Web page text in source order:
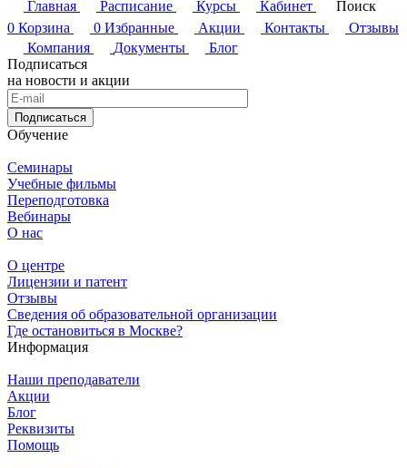
Главная
Расписание Курсы Кабинет
Поиск
0 Корзина 0 Избранные Акции Контакты
Отзывы
Компания
Документы
Блог
Подписаться
на новости и акции
Подписаться
Обучение
Семинары
Учебные фильмы
Переподготовка
Вебинары
О нас
О центре
Лицензии и патент
Отзывы
Сведения об образовательной организации
Где остановиться в Москве?
Информация
Наши преподаватели
Акции
Блог
Реквизиты
Помощь